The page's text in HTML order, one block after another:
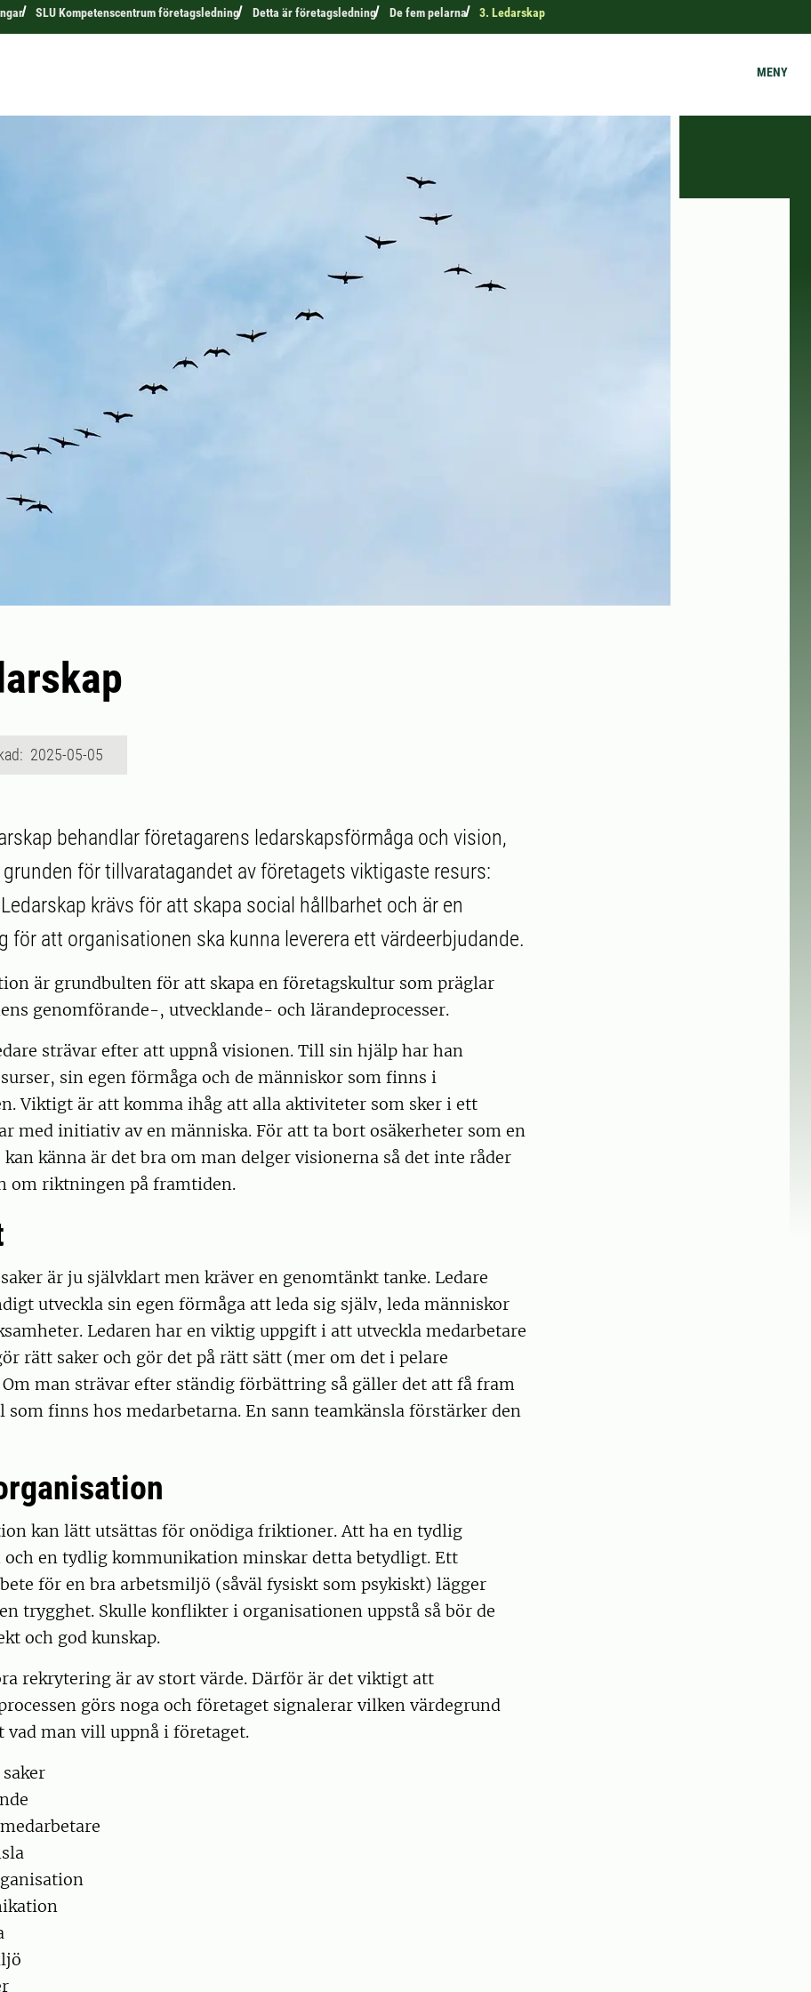
SLU Kompetenscentrum företagsledning Detta är företagsledning De fem pelarna 3. Ledarskap
MENY
2025-05-05
behandlar företagarens ledarskapsförmåga och vision,
för tillvaratagandet av företagets viktigaste resurs:
krävs för att skapa social hållbarhet och är en
för att organisationen ska kunna leverera ett värdeerbjudande.
är grundbulten för att skapa en företagskultur som präglar
genomförande-, utvecklande- och lärandeprocesser.
strävar efter att uppnå visionen. Till sin hjälp har han
sin egen förmåga och de människor som finns i
Viktigt är att komma ihåg att alla aktiviteter som sker i ett
med initiativ av en människa. För att ta bort osäkerheter som en
kan känna är det bra om man delger visionerna så det inte råder
om riktningen på framtiden.
är ju självklart men kräver en genomtänkt tanke. Ledare
utveckla sin egen förmåga att leda sig själv, leda människor
Ledaren har en viktig uppgift i att utveckla medarbetare
rätt saker och gör det på rätt sätt (mer om det i pelare
man strävar efter ständig förbättring så gäller det att få fram
som finns hos medarbetarna. En sann teamkänsla förstärker den
kan lätt utsättas för onödiga friktioner. Att ha en tydlig
en tydlig kommunikation minskar detta betydligt. Ett
för en bra arbetsmiljö (såväl fysiskt som psykiskt) lägger
trygghet. Skulle konflikter i organisationen uppstå så bör de
och god kunskap.
rekrytering är av stort värde. Därför är det viktigt att
görs noga och företaget signalerar vilken värdegrund
vad man vill uppnå i företaget.